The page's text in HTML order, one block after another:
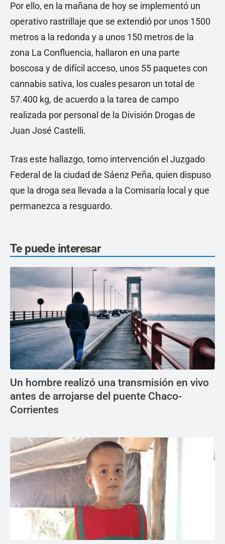
Por ello, en la mañana de hoy se implementó un
operativo rastrillaje que se extendió por unos 1500
metros a la redonda y a unos 150 metros de la
zona La Confluencia, hallaron en una parte
boscosa y de difícil acceso, unos 55 paquetes con
cannabis sativa, los cuales pesaron un total de
57.400 kg, de acuerdo a la tarea de campo
realizada por personal de la División Drogas de
Juan José Castelli.
Tras este hallazgo, tomo intervención el Juzgado
Federal de la ciudad de Sáenz Peña, quien dispuso
que la droga sea llevada a la Comisaría local y que
permanezca a resguardo.
Te puede interesar
Un hombre realizó una transmisión en vivo
antes de arrojarse del puente Chaco-
Corrientes